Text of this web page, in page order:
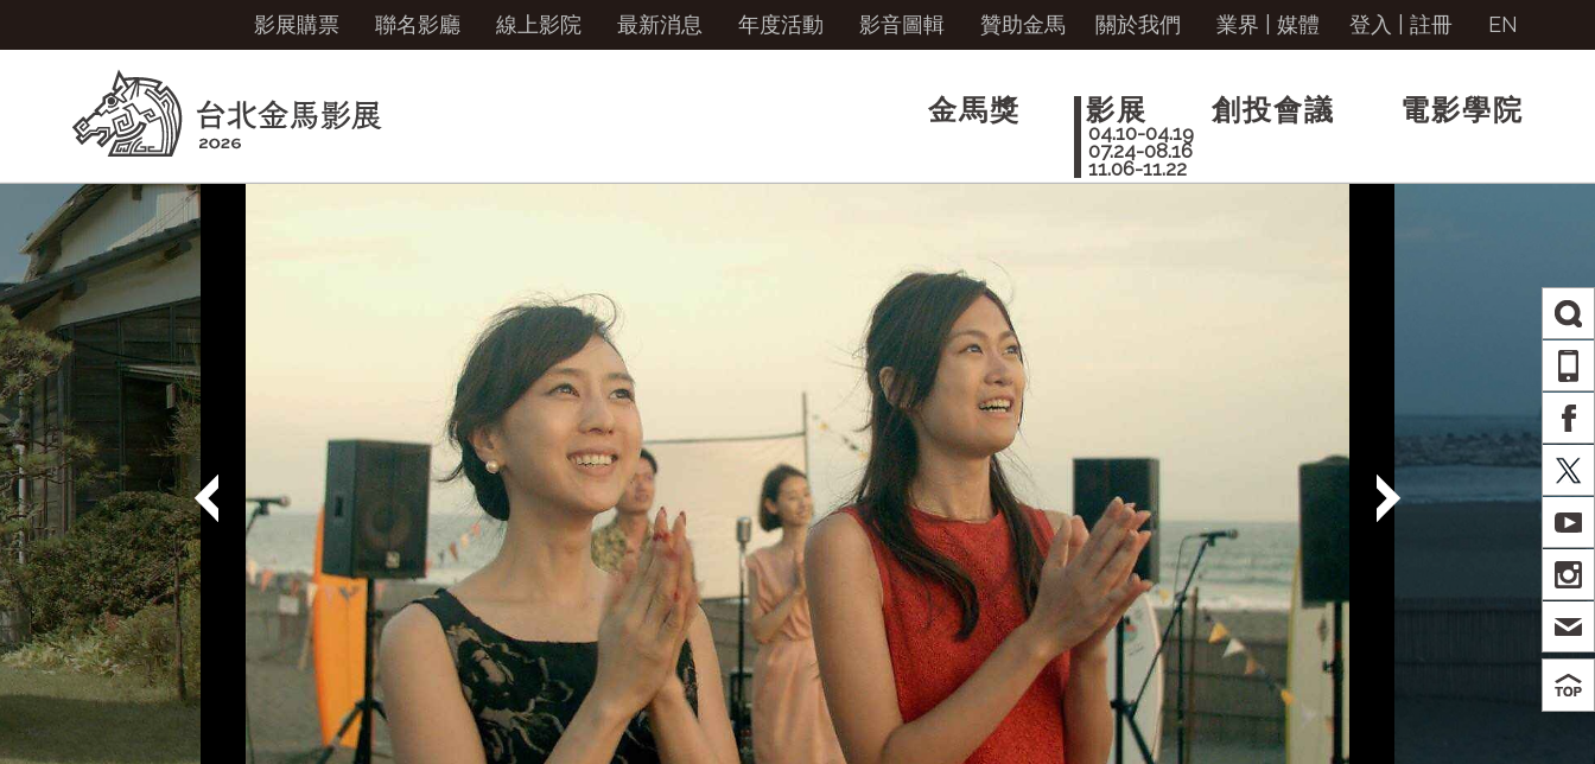
影展購票 聯名影廳 線上影院 最新消息 年度活動 影音圖輯 贊助金馬 關於我們 業界 | 媒體 登入 註冊 EN
金馬獎 影展
04.10-04.19
07.24-08.16
11.06-11.22
創投會議 電影學院
X